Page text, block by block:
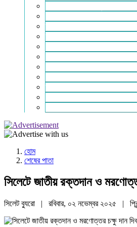
হোম
শেষের পাতা
সিলেটে জাতীয় রক্তদান ও
সিলেট ব্যুরো | রবিবার, ০২ নভেম্বর ২০২৫ |